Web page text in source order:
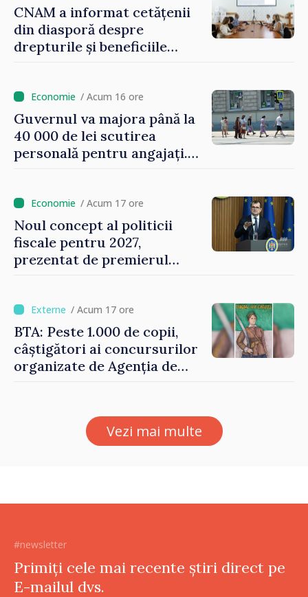
CNAM a informat cetățenii
din diasporă despre
drepturile și beneficiile
/ Acum 16 ore
Guvernul va majora până la
40 000 de lei scutirea
personală pentru angajați.
oamenilor”/ Acum 17 ore
Noul concept al politicii
fiscale pentru 2027,
prezentat de premierul
investițiile, taxăm viciile și
echilibrăm taxarea
consumului”
/ Acum 17 ore
BTA: Peste 1.000 de copii,
câștigători ai concursurilor
organizate de Agenția de
Vezi mai multe
#newsletter
Primiți cele mai recente știri direct pe
E-mailul dvs.